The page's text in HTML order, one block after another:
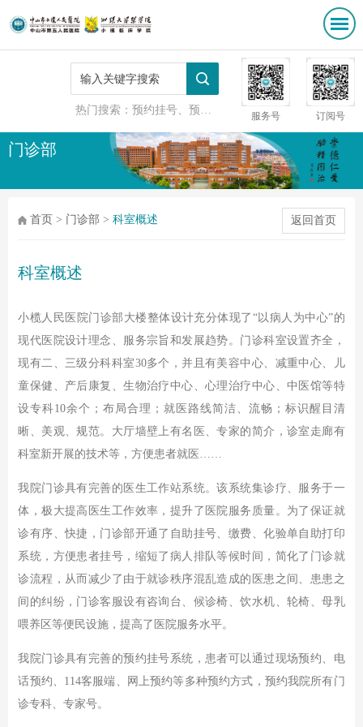
热门搜索：预约挂号、预防接种 服务号 订阅号
门诊部
返回首页
首页 > 门诊部 >科室概述
科室概述
小榄人民医院门诊部大楼整体设计充分体现了“以病人为中心”的
现代医院设计理念、服务宗旨和发展趋势。门诊科室设置齐全，
现有二、三级分科科室30多个，并且有美容中心、减重中心、儿
童保健、产后康复、生物治疗中心、心理治疗中心、中医馆等特
设专科10余个；布局合理；就医路线简洁、流畅；标识醒目清
晰、美观、规范。大厅墙壁上有名医、专家的简介，诊室走廊有
科室新开展的技术等，方便患者就医……
我院门诊具有完善的医生工作站系统。该系统集诊疗、服务于一
体，极大提高医生工作效率，提升了医院服务质量。为了保证就
诊有序、快捷，门诊部开通了自助挂号、缴费、化验单自助打印
系统，方便患者挂号，缩短了病人排队等候时间，简化了门诊就
诊流程，从而减少了由于就诊秩序混乱造成的医患之间、患患之
间的纠纷，门诊客服设有咨询台、候诊椅、饮水机、轮椅、母乳
喂养区等便民设施，提高了医院服务水平。
我院门诊具有完善的预约挂号系统，患者可以通过现场预约、电
话预约、114客服端、网上预约等多种预约方式，预约我院所有门
诊专科、专家号。